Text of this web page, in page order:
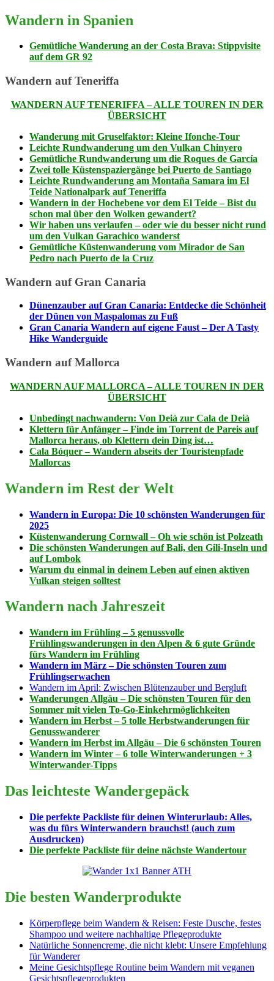
Wandern in Spanien
Gemütliche Wanderung an der Costa Brava: Stippvisite
auf dem GR 92
Wandern auf Teneriffa
WANDERN AUF TENERIFFA – ALLE TOUREN IN DER
ÜBERSICHT
Wanderung mit Gruselfaktor: Kleine Ifonche-Tour
Leichte Rundwanderung um den Vulkan Chinyero
Gemütliche Rundwanderung um die Roques de García
Zwei tolle Küstenspaziergänge bei Puerto de Santiago
Leichte Rundwanderung am Montaña Samara im El
Teide Nationalpark auf Teneriffa
Wandern in der Hochebene vor dem El Teide – Bist du
schon mal über den Wolken gewandert?
Wir haben uns verlaufen – oder wie du besser nicht rund
um den Vulkan Garachico wanderst
Gemütliche Küstenwanderung vom Mirador de San
Pedro nach Puerto de la Cruz
Wandern auf Gran Canaria
Dünenzauber auf Gran Canaria: Entdecke die Schönheit
der Dünen von Maspalomas zu Fuß
Gran Canaria Wandern auf eigene Faust – Der A Tasty
Hike Wanderguide
Wandern auf Mallorca
WANDERN AUF MALLORCA – ALLE TOUREN IN DER
ÜBERSICHT
Unbedingt nachwandern: Von Deià zur Cala de Deià
Klettern für Anfänger – Finde im Torrent de Pareis auf
Mallorca heraus, ob Klettern dein Ding ist…
Cala Bóquer – Wandern abseits der Touristenpfade
Mallorcas
Wandern im Rest der Welt
Wandern in Europa: Die 10 schönsten Wanderungen für
2025
Küstenwanderung Cornwall – Oh wie schön ist Polzeath
Die schönsten Wanderungen auf Bali, den Gili-Inseln und
auf Lombok
Warum du einmal in deinem Leben auf einen aktiven
Vulkan steigen solltest
Wandern nach Jahreszeit
Wandern im Frühling – 5 genussvolle
Frühlingswanderungen in den Alpen & 6 gute Gründe
fürs Wandern im Frühling
Wandern im März – Die schönsten Touren zum
Frühlingserwachen
Wandern im April: Zwischen Blütenzauber und Bergluft
Wanderungen Allgäu – Die schönsten Touren für den
Sommer mit vielen To-Go-Einkehrmöglichkeiten
Wandern im Herbst – 5 tolle Herbstwanderungen für
Genusswanderer
Wandern im Herbst im Allgäu – Die 6 schönsten Touren
Wandern im Winter – 6 tolle Winterwanderungen + 3
Winterwander-Tipps
Das leichteste Wandergepäck
Die perfekte Packliste für deinen Winterurlaub: Alles,
was du fürs Winterwandern brauchst! (auch zum
Ausdrucken)
Die perfekte Packliste für deine nächste Wandertour
Die besten Wanderprodukte
Körperpflege beim Wandern & Reisen: Feste Dusche, festes
Shampoo und weitere nachhaltige Pflegeprodukte
Natürliche Sonnencreme, die nicht klebt: Unsere Empfehlung
für Wanderer
Meine Gesichtspflege Routine beim Wandern mit veganen
Gesichtspflegeprodukten